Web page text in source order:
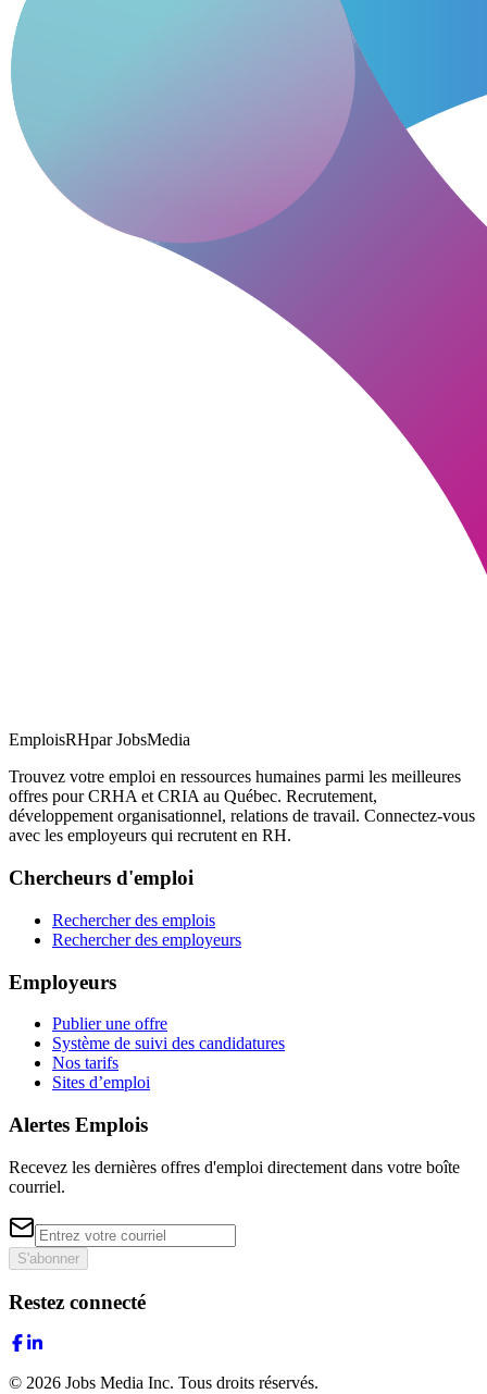
EmploisRHpar JobsMedia
Trouvez votre emploi en ressources humaines parmi les meilleures
offres pour CRHA et CRIA au Québec. Recrutement,
développement organisationnel, relations de travail. Connectez-vous
avec les employeurs qui recrutent en RH.
Chercheurs d'emploi
Rechercher des emplois
Rechercher des employeurs
Employeurs
Publier une offre
Système de suivi des candidatures
Nos tarifs
Sites d’emploi
Alertes Emplois
Recevez les dernières offres d'emploi directement dans votre boîte
courriel.
S'abonner
Restez connecté
© 2026 Jobs Media Inc. Tous droits réservés.